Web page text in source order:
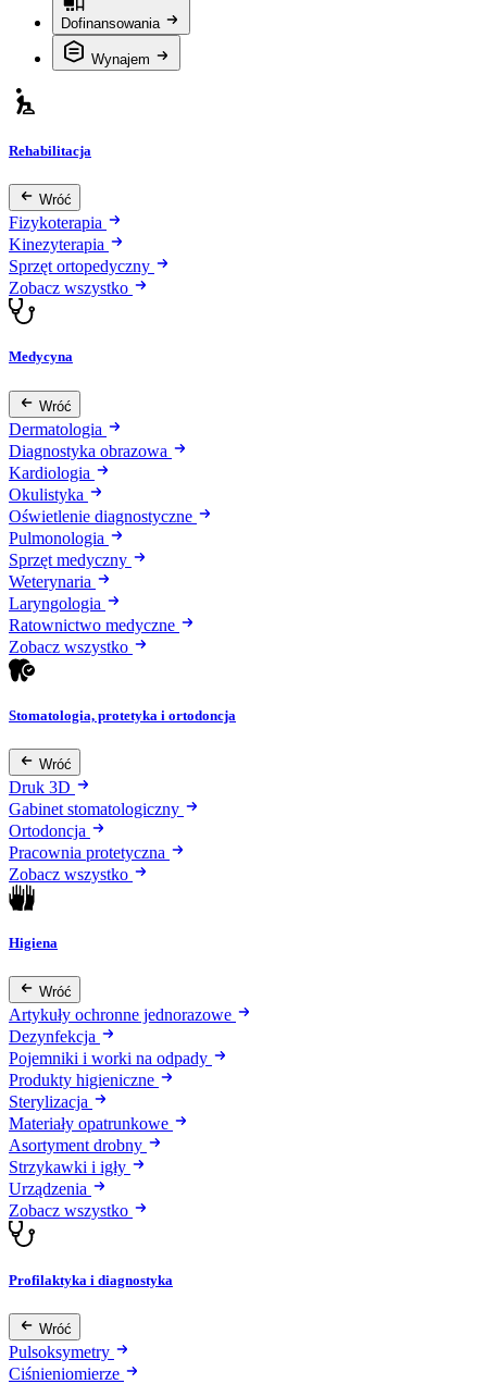
Dofinansowania
Wynajem
Rehabilitacja
Wróć
Fizykoterapia
Kinezyterapia
Sprzęt ortopedyczny
Zobacz wszystko
Medycyna
Wróć
Dermatologia
Diagnostyka obrazowa
Kardiologia
Okulistyka
Oświetlenie diagnostyczne
Pulmonologia
Sprzęt medyczny
Weterynaria
Laryngologia
Ratownictwo medyczne
Zobacz wszystko
Stomatologia, protetyka i ortodoncja
Wróć
Druk 3D
Gabinet stomatologiczny
Ortodoncja
Pracownia protetyczna
Zobacz wszystko
Higiena
Wróć
Artykuły ochronne jednorazowe
Dezynfekcja
Pojemniki i worki na odpady
Produkty higieniczne
Sterylizacja
Materiały opatrunkowe
Asortyment drobny
Strzykawki i igły
Urządzenia
Zobacz wszystko
Profilaktyka i diagnostyka
Wróć
Pulsoksymetry
Ciśnieniomierze